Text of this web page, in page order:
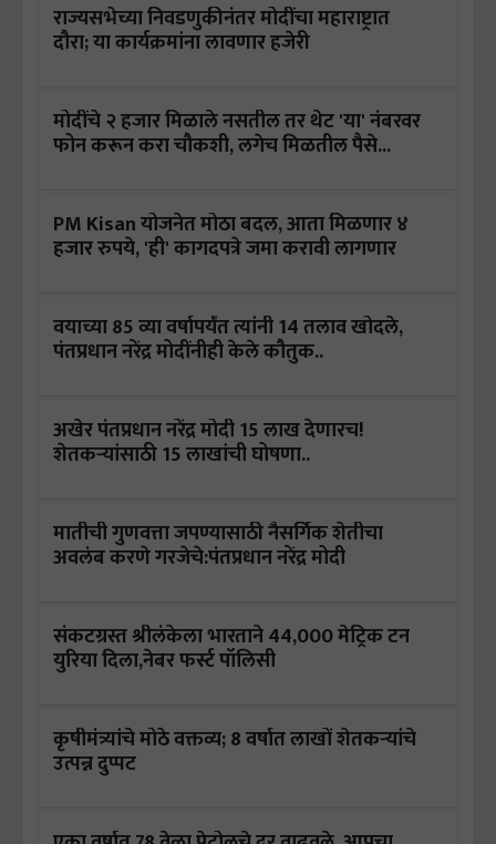
राज्यसभेच्या निवडणुकीनंतर मोदींचा महाराष्ट्रात
दौरा; या कार्यक्रमांना लावणार हजेरी
मोदींचे २ हजार मिळाले नसतील तर थेट 'या' नंबरवर
फोन करून करा चौकशी, लगेच मिळतील पैसे...
PM Kisan योजनेत मोठा बदल, आता मिळणार ४
हजार रुपये, 'ही' कागदपत्रे जमा करावी लागणार
वयाच्या 85 व्या वर्षापर्यंत त्यांनी 14 तलाव खोदले,
पंतप्रधान नरेंद्र मोदींनीही केले कौतुक..
अखेर पंतप्रधान नरेंद्र मोदी 15 लाख देणारच!
शेतकऱ्यांसाठी 15 लाखांची घोषणा..
मातीची गुणवत्ता जपण्यासाठी नैसर्गिक शेतीचा
अवलंब करणे गरजेचे:पंतप्रधान नरेंद्र मोदी
संकटग्रस्त श्रीलंकेला भारताने 44,000 मेट्रिक टन
युरिया दिला,नेबर फर्स्ट पॉलिसी
कृषीमंत्र्यांचे मोठे वक्तव्य; 8 वर्षात लाखों शेतकऱ्यांचे
उत्पन्न दुप्पट